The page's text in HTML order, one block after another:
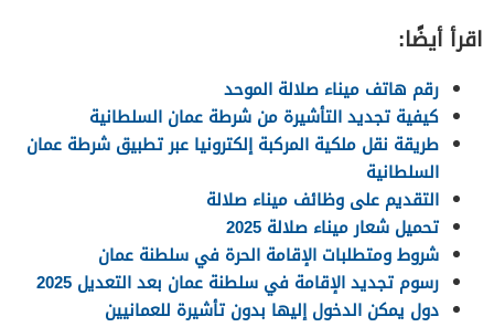
اقرأ أيضًا:
رقم هاتف ميناء صلالة الموحد
كيفية تجديد التأشيرة من شرطة عمان السلطانية
طريقة نقل ملكية المركبة إلكترونيا عبر تطبيق شرطة عمان
السلطانية
التقديم على وظائف ميناء صلالة
تحميل شعار ميناء صلالة 2025
شروط ومتطلبات الإقامة الحرة في سلطنة عمان
رسوم تجديد الإقامة في سلطنة عمان بعد التعديل 2025
دول يمكن الدخول إليها بدون تأشيرة للعمانيين